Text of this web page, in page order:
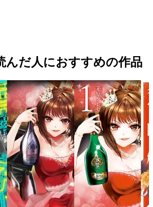
んだ人におすすめの作品